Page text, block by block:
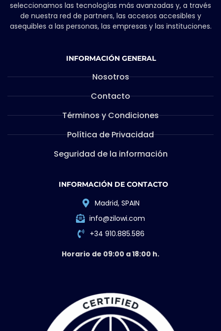
seleccionamos las tecnologías más avanzadas y, a través
de nuestra red de partners, las accesos accesibles y
asequibles a las personas, las empresas y las instituciones.
INFORMACIÓN GENERAL
Nosotros
Contacto
Términos y Condiciones
Política de Privacidad
Seguridad de la información
INFORMACIÓN DE CONTACTO
Madrid, SPAIN
info@zilowi.com
+34 910.885.586
Horario de 09:00 a 18:00 h.